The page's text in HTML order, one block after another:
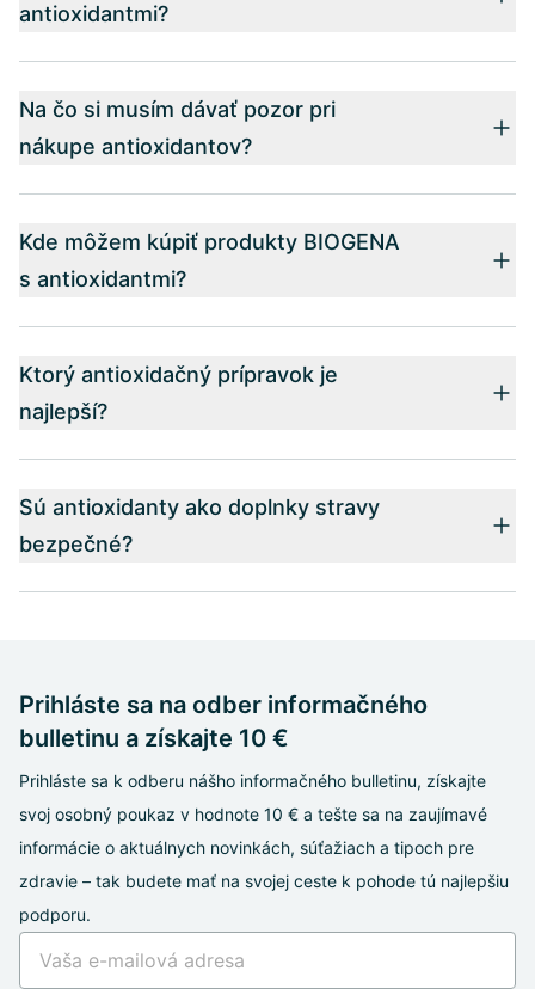
antioxidantmi?
Na čo si musím dávať pozor pri
nákupe antioxidantov?
Kde môžem kúpiť produkty BIOGENA
s antioxidantmi?
Ktorý antioxidačný prípravok je
najlepší?
Sú antioxidanty ako doplnky stravy
bezpečné?
Prihláste sa na odber informačného
bulletinu a získajte 10 €
Prihláste sa k odberu nášho informačného bulletinu, získajte
svoj osobný poukaz v hodnote 10 € a tešte sa na zaujímavé
informácie o aktuálnych novinkách, súťažiach a tipoch pre
zdravie – tak budete mať na svojej ceste k pohode tú najlepšiu
podporu.